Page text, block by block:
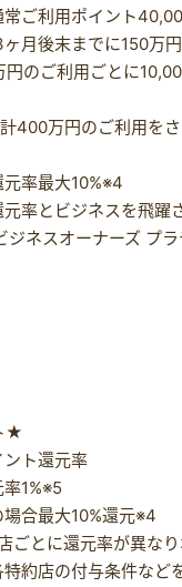
ご利用ポイント
月後末までに150万
円のご利用ごとに
400万円のご利用を
元率最大10%※4
率とビジネスを飛躍
ジネスオーナーズ プ
★
ント還元率
1%※5
場合最大10%還元※4
ごとに還元率が異な
約店の付与条件など